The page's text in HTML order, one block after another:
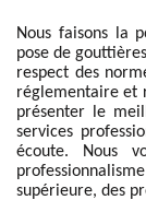
Nous faisons la
pose de
respect des
réglementaire et
présenter le
services
écoute. Nous
supérieure, des